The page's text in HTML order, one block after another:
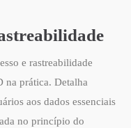
e rastreabilidade
na prática. Detalha
aos dados essenciais
no princípio do